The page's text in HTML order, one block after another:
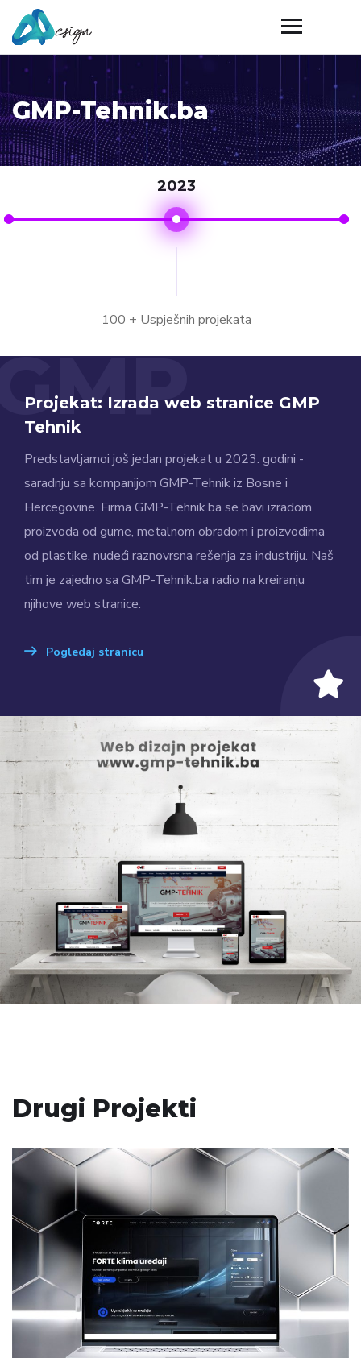
GMP-Tehnik.ba
2023
100 + Uspješnih projekata
Projekat: Izrada web stranice GMP
Tehnik
Predstavljamoi još jedan projekat u 2023. godini -
saradnju sa kompanijom GMP-Tehnik iz Bosne i
Hercegovine. Firma GMP-Tehnik.ba se bavi izradom
proizvoda od gume, metalnom obradom i proizvodima
od plastike, nudeći raznovrsna rešenja za industriju. Naš
tim je zajedno sa GMP-Tehnik.ba radio na kreiranju
njihove web stranice.
Pogledaj stranicu
Drugi Projekti